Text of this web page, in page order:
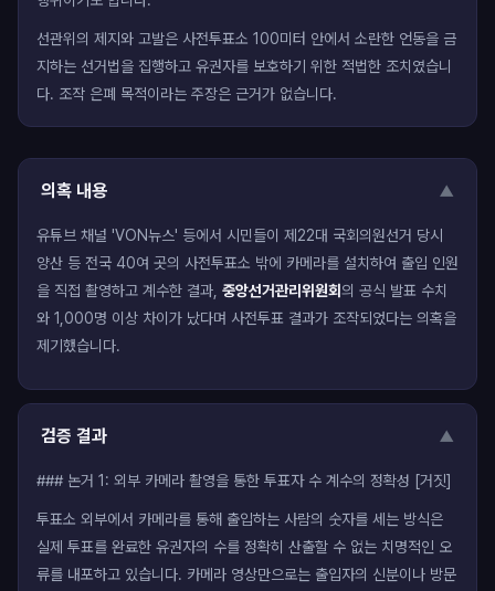
선관위의 제지와 고발은 사전투표소 100미터 안에서 소란한 언동을 금
지하는 선거법을 집행하고 유권자를 보호하기 위한 적법한 조치였습니
다. 조작 은폐 목적이라는 주장은 근거가 없습니다.
의혹 내용 ▼
유튜브 채널 'VON뉴스' 등에서 시민들이 제22대 국회의원선거 당시
양산 등 전국 40여 곳의 사전투표소 밖에 카메라를 설치하여 출입 인원
을 직접 촬영하고 계수한 결과, 중앙선거관리위원회의 공식 발표 수치
와 1,000명 이상 차이가 났다며 사전투표 결과가 조작되었다는 의혹을
제기했습니다.
검증 결과 ▼
### 논거 1: 외부 카메라 촬영을 통한 투표자 수 계수의 정확성 [거짓]
투표소 외부에서 카메라를 통해 출입하는 사람의 숫자를 세는 방식은
실제 투표를 완료한 유권자의 수를 정확히 산출할 수 없는 치명적인 오
류를 내포하고 있습니다. 카메라 영상만으로는 출입자의 신분이나 방문